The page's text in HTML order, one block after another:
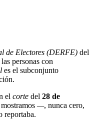
de Electores (DERFE) del
personas con
es el subconjunto
el corte del 28 de
—, nunca cero,
reportaba.